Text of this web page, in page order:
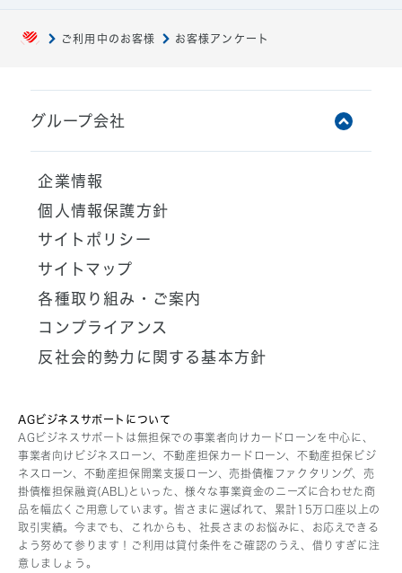
ご利用中のお客様 お客様アンケート
グループ会社
ライフカード株式会社
AGペイメントサービス株式会社
AGビジネスサポート株式会社
AGメディカル株式会社
AGクラウドファンディング株式会社
AGレンディング株式会社
AGキャピタル株式会社
AGパートナーズ株式会社
AG住まいるリースバック株式会社
あんしん保証株式会社
株式会社FPC
セブンシーズ株式会社
株式会社Liblock
企業情報
個人情報保護方針
サイトポリシー
サイトマップ
各種取り組み・ご案内
コンプライアンス
反社会的勢力に関する基本方針
AGビジネスサポートについて
AGビジネスサポートは無担保での事業者向けカードローンを中心に、
事業者向けビジネスローン、不動産担保カードローン、不動産担保ビジ
ネスローン、不動産担保開業支援ローン、売掛債権ファクタリング、売
掛債権担保融資(ABL)といった、様々な事業資金のニーズに合わせた商
品を幅広くご用意しています。皆さまに選ばれて、累計15万口座以上の
取引実績。今までも、これからも、社長さまのお悩みに、お応えできる
よう努めて参ります！ご利用は貸付条件をご確認のうえ、借りすぎに注
意しましょう。